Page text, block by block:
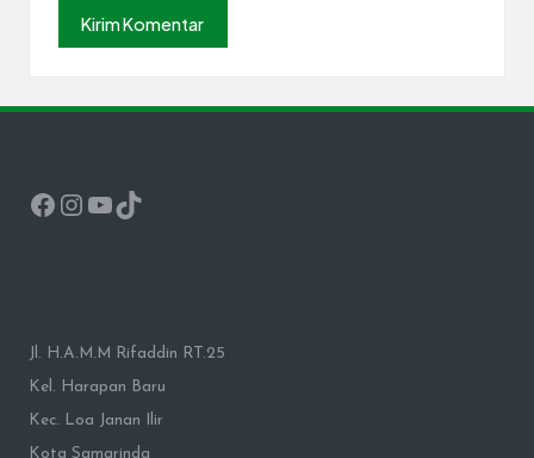
Facebook
Instagram
YouTube
TikTok
Jl. H.A.M.M Rifaddin RT.25
Kel. Harapan Baru
Kec. Loa Janan Ilir
Kota Samarinda